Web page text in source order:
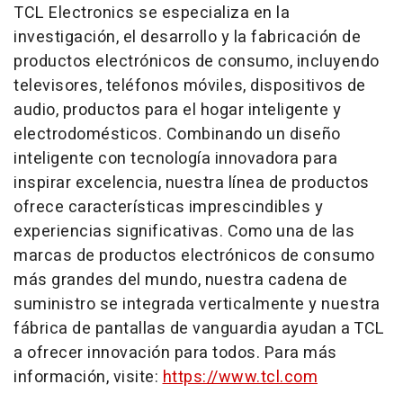
TCL Electronics se especializa en la
investigación, el desarrollo y la fabricación de
productos electrónicos de consumo, incluyendo
televisores, teléfonos móviles, dispositivos de
audio, productos para el hogar inteligente y
electrodomésticos. Combinando un diseño
inteligente con tecnología innovadora para
inspirar excelencia, nuestra línea de productos
ofrece características imprescindibles y
experiencias significativas. Como una de las
marcas de productos electrónicos de consumo
más grandes del mundo, nuestra cadena de
suministro se integrada verticalmente y nuestra
fábrica de pantallas de vanguardia ayudan a TCL
a ofrecer innovación para todos. Para más
información, visite:https://www.tcl.com